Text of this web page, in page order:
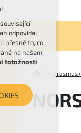
Erasmus+
odpovídal
přesně to, co
na našem
totožnosti